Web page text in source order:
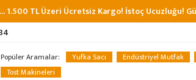
1.500 TL Üzeri Ücretsiz Kargo! İstoç Ucuzluğu!
Popüler Aramalar: Yufka Sacı Endüstriyel Mutfak
Tost Makineleri